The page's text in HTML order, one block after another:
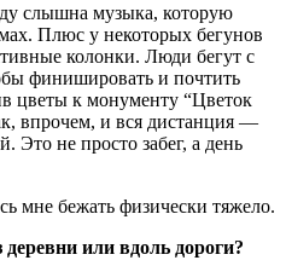
слышна музыка, которую
Плюс у некоторых бегунов
колонки. Люди бегут с
финишировать и почтить
цветы к монументу “Цветок
впрочем, и вся дистанция —
Это не просто забег, а день
мне бежать физически тяжело.
деревни или вдоль дороги?